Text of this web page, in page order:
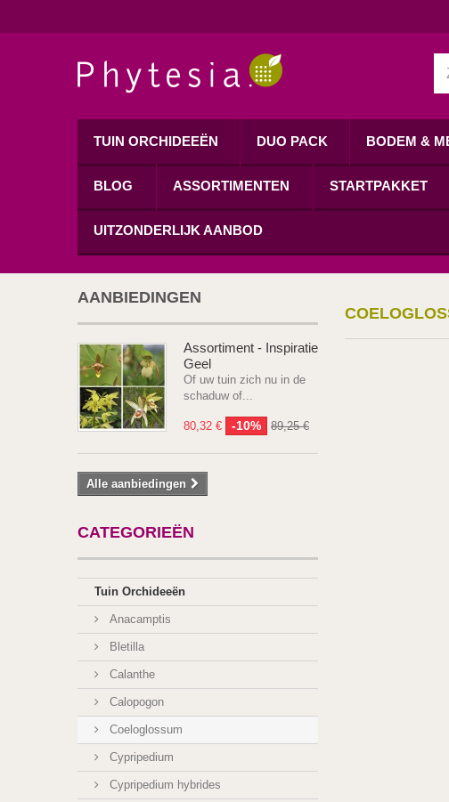
TUIN ORCHIDEEËN DUO PACK BODEM &
BLOG ASSORTIMENTEN STARTPAKKET
UITZONDERLIJK AANBOD
AANBIEDINGEN
Assortiment - Inspiratie
Geel
Of uw tuin zich nu in de
schaduw of...
80,32 € -10% 89,25 €
Alle aanbiedingen
CATEGORIEËN
Tuin Orchideeën
Anacamptis
Bletilla
Calanthe
Calopogon
Coeloglossum
Cypripedium
Cypripedium hybrides